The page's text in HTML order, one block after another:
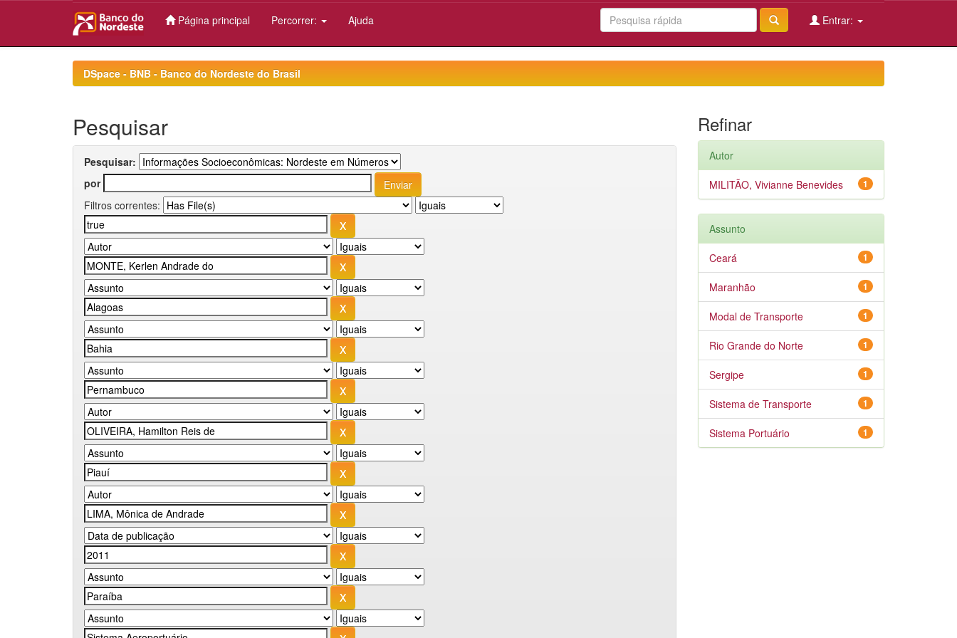
Página principal Percorrer: Ajuda Entrar:
DSpace - BNB - Banco do Nordeste do Brasil
Pesquisar
Pesquisar:
por
Filtros correntes:
Refinar
Autor
1
MILITÃO, Vivianne Benevides
Assunto
1
Ceará
1
Maranhão
1
Modal de Transporte
1
Rio Grande do Norte
1
Sergipe
1
Sistema de Transporte
1
Sistema Portuário